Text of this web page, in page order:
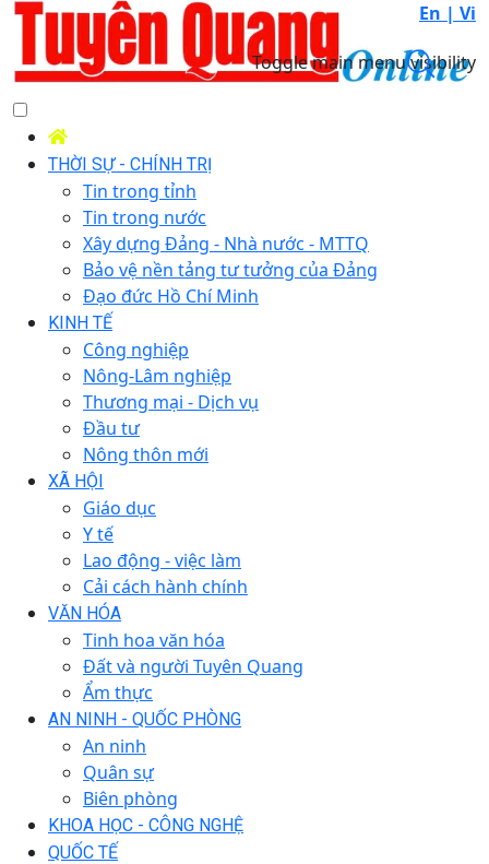
En | Vi
Toggle main menu visibility
THỜI SỰ - CHÍNH TRỊ
Tin trong tỉnh
Tin trong nước
Xây dựng Đảng - Nhà nước - MTTQ
Bảo vệ nền tảng tư tưởng của Đảng
Đạo đức Hồ Chí Minh
KINH TẾ
Công nghiệp
Nông-Lâm nghiệp
Thương mại - Dịch vụ
Đầu tư
Nông thôn mới
XÃ HỘI
Giáo dục
Y tế
Lao động - việc làm
Cải cách hành chính
VĂN HÓA
Tinh hoa văn hóa
Đất và người Tuyên Quang
Ẩm thực
AN NINH - QUỐC PHÒNG
An ninh
Quân sự
Biên phòng
KHOA HỌC - CÔNG NGHỆ
QUỐC TẾ